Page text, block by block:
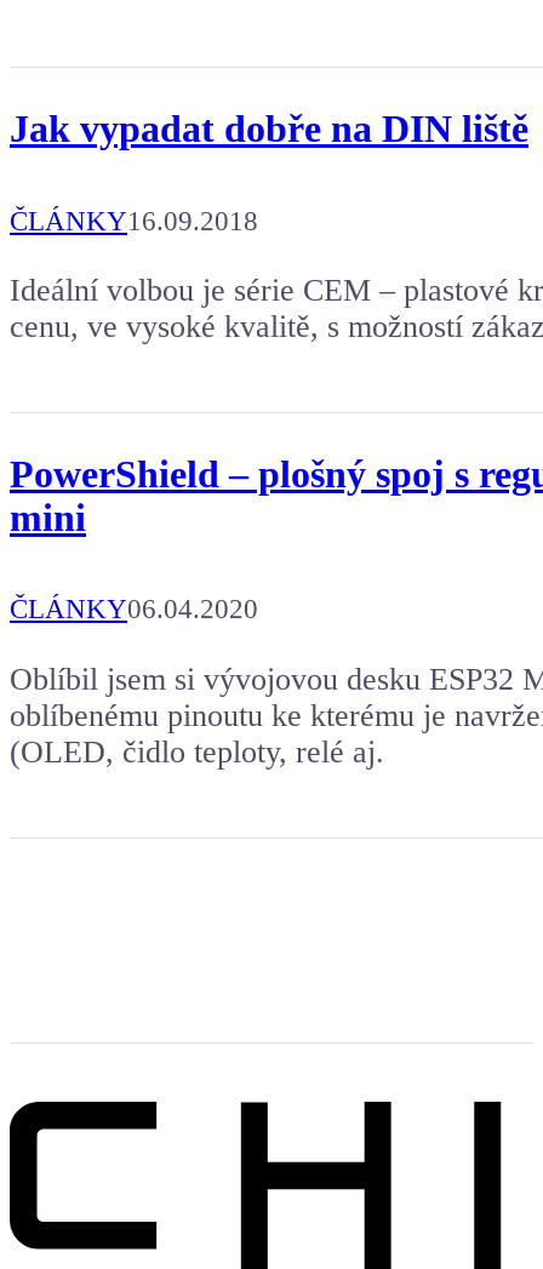
Jak vypadat dobře na DIN liště
ČLÁNKY16.09.2018
Ideální volbou je série CEM – plastové
cenu, ve vysoké kvalitě, s možností
PowerShield – plošný spoj s
mini
ČLÁNKY06.04.2020
Oblíbil jsem si vývojovou desku ESP32
oblíbenému pinoutu ke kterému je
(OLED, čidlo teploty, relé aj.